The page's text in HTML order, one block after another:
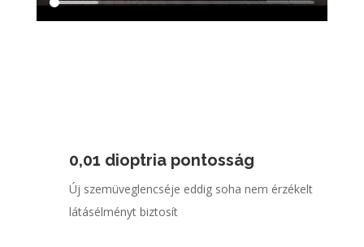
0,01 dioptria pontosság
Új szemüveglencséje eddig soha nem érzékelt
látásélményt biztosít